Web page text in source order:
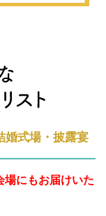
婚式場・披露宴
場にもお届けいた